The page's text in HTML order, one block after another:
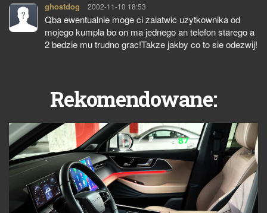
ghostdog pisze:
2002-11-10 18:53
Qba ewentualnie moge ci zalatwic uzytkownika od
mojego kumpla bo on ma jednego an telefon starego a
2 bedzie mu trudno grac!Takze jakby co to sie odezwij!
Rekomendowane: